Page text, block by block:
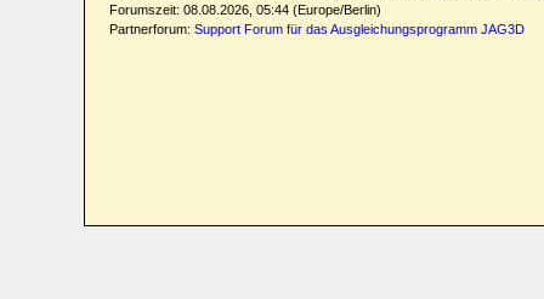
Forumszeit: 08.08.2026, 05:44 (Europe/Berlin)
Partnerforum: Support Forum für das Ausgleichungsprogramm JAG3D